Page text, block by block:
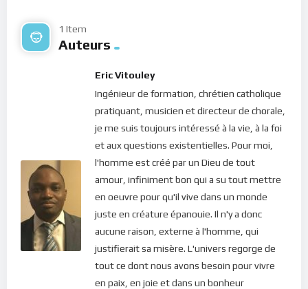
Que de fois, en effet, murmurons-nous dans notre vie ! Que
victimisation : on se sent incapable, ce qui arrive est
inadmissible, c’est la faute de l’autre, de son mauvais choix
pour nous, c’est la faute de la vie… Mais est-ce vraiment le cas
Qui dira qu’une chose arrive, Sans que le Seigneur l’ait
ordonnée ? N’est-ce pas de la volonté du Très Haut que
viennent Les maux et les biens ? Pourquoi l’homme vivant se
plaindrait-il ? Que chacun se plaigne de ses propres péchés“,
écrit le prophète Jérémie dans le livre des lamentations (chap
3, 37-38). Nous devons savoir que cette belle promesse du
Christ dans l’évangile de Matthieu 7, 7 – demandez et vous
recevrez – consacre également la volonté de Dieu de nous
responsabiliser… donner à l’homme TOUT ce que son coeur
désire… même si ce sont des choses moins agréables pour lui
1 Item
Auteurs
Eric Vitouley
Ingénieur de formation, chrétien catholique
pratiquant, musicien et directeur de chorale,
je me suis toujours intéressé à la vie, à la foi
et aux questions existentielles. Pour moi,
l'homme est créé par un Dieu de tout
amour, infiniment bon qui a su tout mettre
en oeuvre pour qu'il vive dans un monde
juste en créature épanouie. Il n'y a donc
aucune raison, externe à l'homme, qui
justifierait sa misère. L'univers regorge de
tout ce dont nous avons besoin pour vivre
en paix, en joie et dans un bonheur